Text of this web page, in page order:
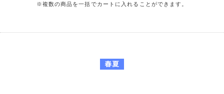
※複数の商品を一括でカートに入れることができます。